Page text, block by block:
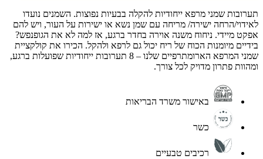
תערובות שמני מרפא ייחודיות להקלה בבעיות נפוצות. השמנים נועדו
לאידוי/הרחה ישירה/ מריחה עם שמן נשא או ישירות על העור, ויש להם
אפקט מיידי. ניחוח משנה אוירה בחדר ברגע, אז למה לא את הגופנפש?
בידיים מיומנות הכוח של ריח יכול גם לרפא ולהקל. הכירו את קולקציית
שמני המרפא הארומתרפיים שלנו – 8 תערובות ייחודיות שפועלות ברגע,
ומהוות פתרון מדויק לכל צורך.
באישור משרד הבריאות
כשר
רכיבים טבעיים